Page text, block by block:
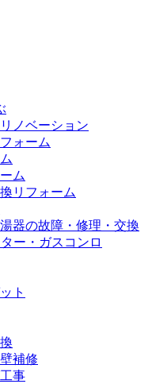
ノベーション
ォーム
ム
リフォーム
器の故障・修理・交換
ー・ガスコンロ
ト
補修
事